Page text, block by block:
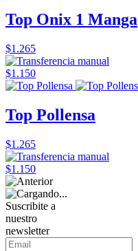
Top Onix 1 Manga
$1.265
$1.150
Top Pollensa
$1.265
$1.150
Suscribite a
nuestro
newsletter